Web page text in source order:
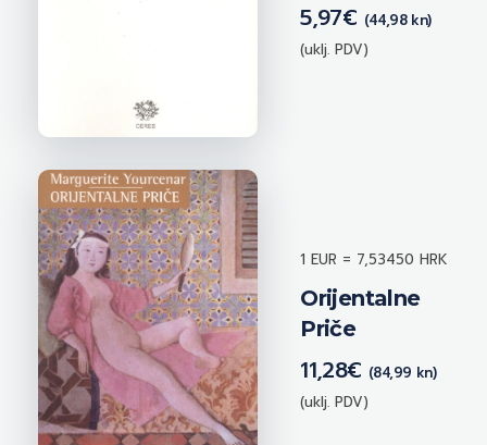
5,97€ (44,98 kn)
(uklj. PDV)
Orijentalne
Priče
11,28€ (84,99 kn)
(uklj. PDV)
1 EUR = 7,53450 HRK